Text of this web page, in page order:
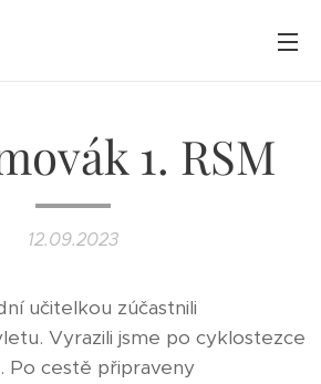
1. RSM
12.09.2023
učitelkou zúčastnili
Vyrazili jsme po cyklostezce
Po cestě připraveny